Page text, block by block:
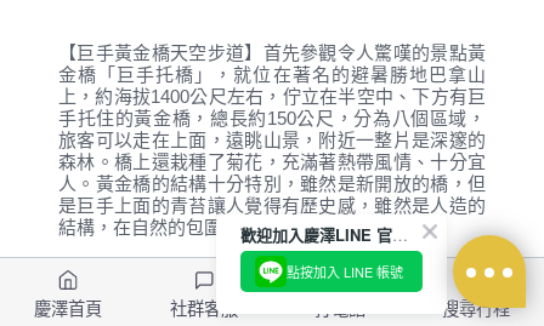
【巨手黃金橋天空步道】首先參觀令人驚嘆的景點黃
金橋「巨手托橋」，就位在著名的避暑勝地巴拿山
上，約海拔1400公尺左右，佇立在半空中、下方有巨
手托住的黃金橋，總長約150公尺，分為八個區域，
旅客可以走在上面，遠眺山景，附近一整片是深邃的
森林。橋上還栽種了菊花，充滿著熱帶風情、十分宜
人。黃金橋的結構十分特別，雖然是新開放的橋，但
是巨手上面的青苔讓人覺得有歷史感，雖然是人造的
結構，在自然的包圍中，一點都不突兀。
【巴拿山小火車】造型可愛，明黃色的軌道小火車，
一次能運載80人，每小時可運載1600人上山。小火車
慶澤首頁 社群客服 搜尋行程
歡迎加入慶澤LINE 官方帳號
點按加入 LINE 帳號